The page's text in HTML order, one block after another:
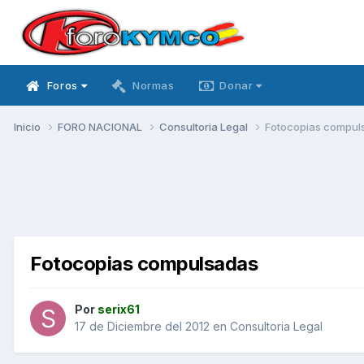
Foros Normas Donar
Inicio FORO NACIONAL Consultoria Legal Fotocopias
Fotocopias compulsadas
Por serix61
17 de Diciembre del 2012 en Consultoria Legal